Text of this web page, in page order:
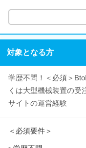
対象となる方
学歴不問！＜必須＞
くは大型機械装置の受
サイトの運営経験
＜必須要件＞